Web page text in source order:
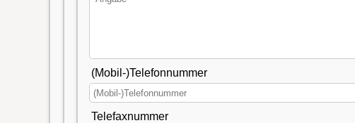
(Mobil-)Telefonnummer
Telefaxnummer